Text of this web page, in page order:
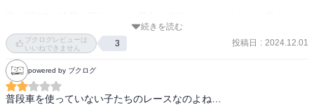
夏向は悪条件を味方につけ、8位に順位を上げる。
続きを読む
ブクログレビューは
いいねできません
3 投稿日 : 2024.12.01
powered by ブクログ
普段車を使っていない子たちのレースなのよね…